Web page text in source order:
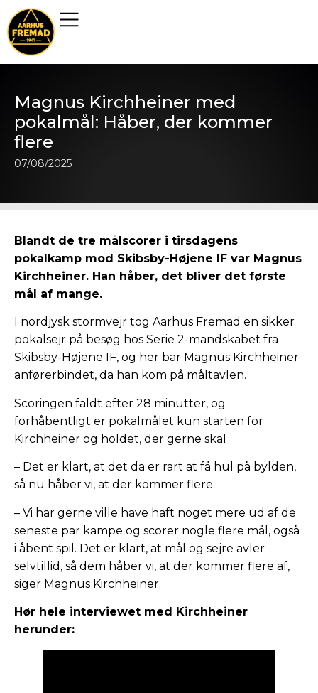
Magnus Kirchheiner med
pokalmål: Håber, der kommer
flere
07/08/2025
Blandt de tre målscorer i tirsdagens
pokalkamp mod Skibsby-Højene IF var Magnus
Kirchheiner. Han håber, det bliver det første
mål af mange.
I nordjysk stormvejr tog Aarhus Fremad en sikker
pokalsejr på besøg hos Serie 2-mandskabet fra
Skibsby-Højene IF, og her bar Magnus Kirchheiner
anførerbindet, da han kom på måltavlen.
Scoringen faldt efter 28 minutter, og
forhåbentligt er pokalmålet kun starten for
Kirchheiner og holdet, der gerne skal
– Det er klart, at det da er rart at få hul på bylden,
så nu håber vi, at der kommer flere.
– Vi har gerne ville have haft noget mere ud af de
seneste par kampe og scorer nogle flere mål, også
i åbent spil. Det er klart, at mål og sejre avler
selvtillid, så dem håber vi, at der kommer flere af,
siger Magnus Kirchheiner.
Hør hele interviewet med Kirchheiner
herunder: